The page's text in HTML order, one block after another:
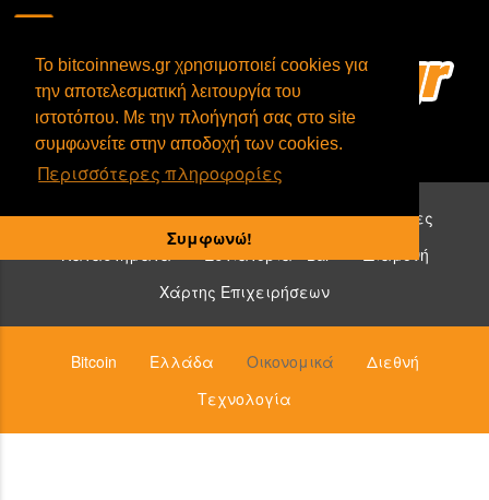
To bitcoinnews.gr χρησιμοποιεί cookies για
την αποτελεσματική λειτουργία του
ιστοτόπου. Με την πλοήγησή σας στο site
συμφωνείτε στην αποδοχή των cookies.
Περισσότερες πληροφορίες
Συμφωνώ!
Επιχειρήσεις που δέχονται bitcoin:
Υπηρεσίες
Καταστήματα
Εστιατόρια - Bar
Διαμονή
Χάρτης Επιχειρήσεων
Bitcoin Ελλάδα Οικονομικά
Διεθνή
Τεχνολογία